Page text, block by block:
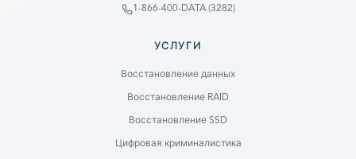
1-866-400-DATA (3282)
УСЛУГИ
Восстановление данных
Восстановление RAID
Восстановление SSD
Цифровая криминалистика